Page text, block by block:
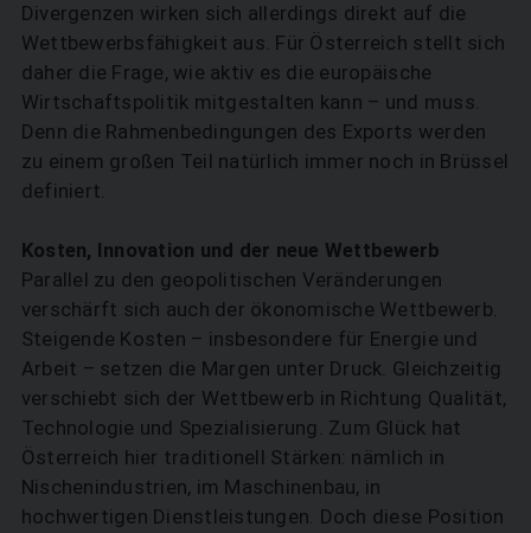
Divergenzen wirken sich allerdings direkt auf die
Wettbewerbs­fähigkeit aus. Für Österreich stellt sich
daher die Frage, wie aktiv es die europäische
Wirtschaftspolitik mitgestalten kann – und muss.
Denn die Rahmenbedingungen des Exports werden
zu einem großen Teil natürlich immer noch in Brüssel
definiert.
Kosten, Innovation und der neue Wettbewerb
Parallel zu den geopolitischen Veränderungen
verschärft sich auch der ökonomische Wettbewerb.
Steigende Kosten – insbesondere für Energie und
Arbeit – setzen die Margen unter Druck. Gleichzeitig
verschiebt sich der Wettbewerb in Richtung Qualität,
Technologie und Spezia­lisierung. Zum Glück hat
Österreich hier traditionell Stärken: nämlich in
Nischenindustrien, im Maschinenbau, in
hochwertigen Dienstleistungen. Doch diese Position